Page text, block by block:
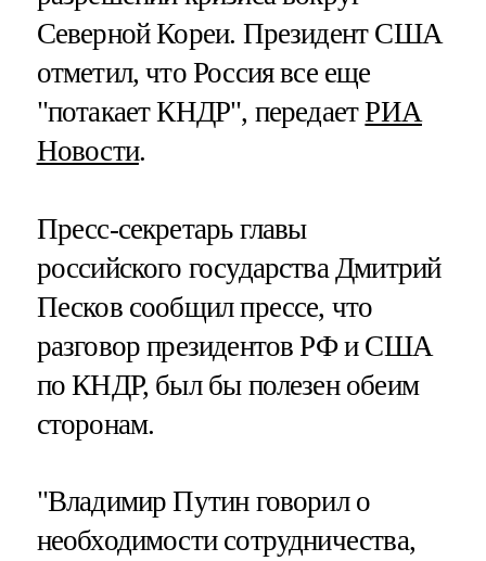
Северной Кореи. Президент США
отметил, что Россия все еще
"потакает КНДР", передаетРИА
Новости.
Пресс-секретарь главы
российского государства Дмитрий
Песков сообщил прессе, что
разговор президентов РФ и США
по КНДР, был бы полезен обеим
сторонам.
"Владимир Путин говорил о
необходимости сотрудничества,